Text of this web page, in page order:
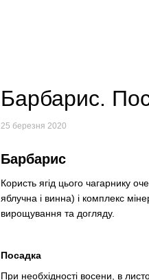
Барбарис.
25 березня 2020
Барбарис
Користь ягід цього чагарнику
яблучна і винна) і комплекс
вирощування та догляду.
Посадка
При необхідності восени, в